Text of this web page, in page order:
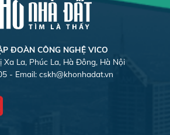
ĐOÀN CÔNG NGHỆ VICO
Xa La, Phúc La, Hà Đông, Hà Nội
- Email: cskh@khonhadat.vn